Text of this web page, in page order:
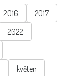
2016
2017
2022
květen